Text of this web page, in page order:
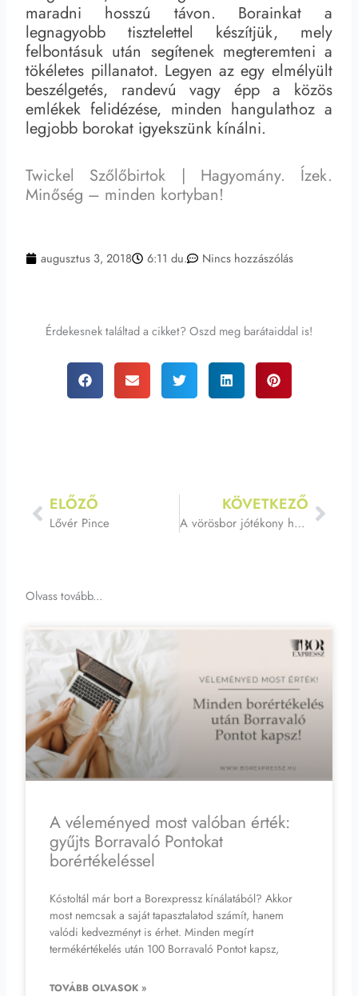
maradni hosszú távon. Borainkat a
legnagyobb tisztelettel készítjük, mely
felbontásuk után segítenek megteremteni a
tökéletes pillanatot. Legyen az egy elmélyült
beszélgetés, randevú vagy épp a közös
emlékek felidézése, minden hangulathoz a
legjobb borokat igyekszünk kínálni.
Twickel Szőlőbirtok | Hagyomány. Ízek.
Minőség – minden kortyban!
augusztus 3, 2018 6:11 du. Nincs hozzászólás
Érdekesnek találtad a cikket? Oszd meg barátaiddal is!
ELŐZŐ
Lővér Pince
KÖVETKEZŐ
A vörösbor jótékony hatásai!
Olvass tovább...
A véleményed most valóban érték:
gyűjts Borravaló Pontokat
borértékeléssel
Kóstoltál már bort a Borexpressz kínálatából? Akkor
most nemcsak a saját tapasztalatod számít, hanem
valódi kedvezményt is érhet. Minden megírt
termékértékelés után 100 Borravaló Pontot kapsz,
TOVÁBB OLVASOK »